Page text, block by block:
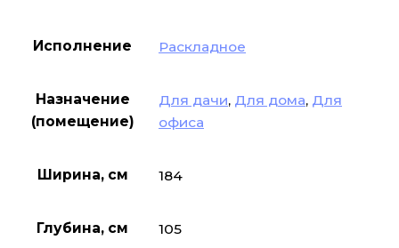
Исполнение Раскладное
Назначение
(помещение)
Для дачи, Для дома, Для
офиса
Ширина, см 184
Глубина, см 105